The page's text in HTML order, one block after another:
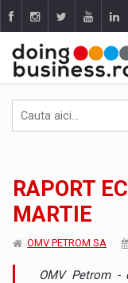
RAPORT
MARTIE
OMV PETROM SA
OMV Petrom -